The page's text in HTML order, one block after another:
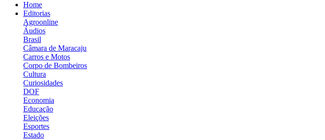
Home
Editorias
Agroonline
Áudios
Brasil
Câmara de Maracaju
Carros e Motos
Corpo de Bombeiros
Cultura
Curiosidades
DOF
Economia
Educação
Eleições
Esportes
Estado